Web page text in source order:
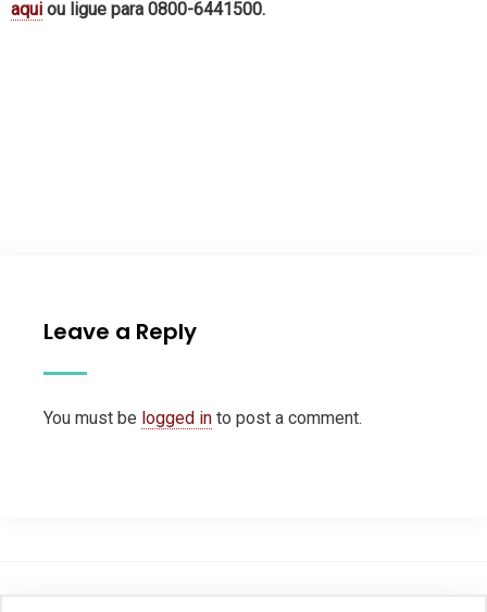
aqui ou ligue para 0800-6441500.
Leave a Reply
You must be logged in to post a comment.